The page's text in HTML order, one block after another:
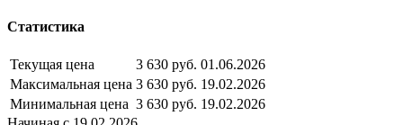
Статистика
Текущая цена 3 630 руб. 01.06.2026
Максимальная цена 3 630 руб. 19.02.2026
Минимальная цена 3 630 руб. 19.02.2026